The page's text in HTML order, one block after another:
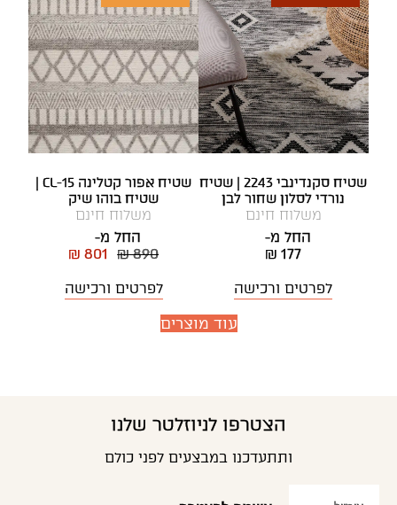
שטיח סקנדינבי 2243 | שטיח
נורדי לסלון שחור לבן
משלוח חינם
החל מ-
₪ 177
לפרטים ורכישה
שטיח אפור קטלינה CL-15 |
שטיח בוהו שיק
משלוח חינם
החל מ-
₪ 890
₪ 801
לפרטים ורכישה
עוד מוצרים
הצטרפו לניוזלטר שלנו
ותתעדכנו במבצעים לפני כולם